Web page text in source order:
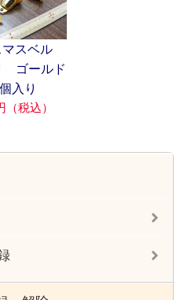
マスベル
ゴールド
入り
（税込）